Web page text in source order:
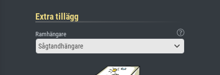
Extra tillägg
Ramhängare
Sågtandhängare